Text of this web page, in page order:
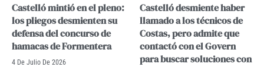
Castelló mintió en el pleno:
los pliegos desmienten su
defensa del concurso de
hamacas de Formentera
4 De Julio De 2026
Castelló desmiente haber
llamado a los técnicos de
Costas, pero admite que
contactó con el Govern
para buscar soluciones con